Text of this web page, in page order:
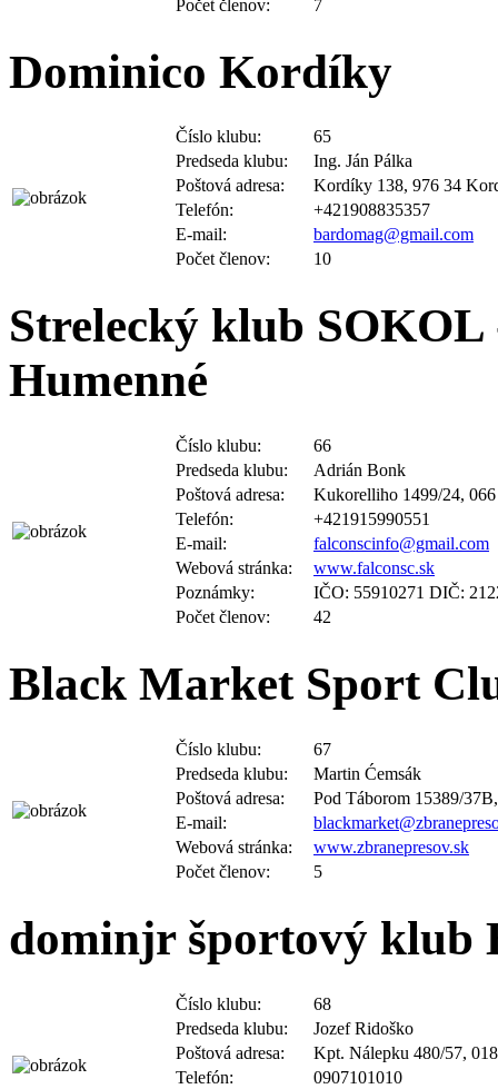
Dominico Kordíky
Predseda klubu:
Ing. Ján Pálka
Poštová adresa:
Kordíky 138, 976 34
Telefón:
+421908835357
E-mail:
bardomag@gmail.com
Počet členov:
10
Strelecký klub
Humenné
Predseda klubu:
Adrián Bonk
Poštová adresa:
Kukorelliho 1499/24,
Telefón:
+421915990551
E-mail:
falconscinfo@gmail.com
Webová stránka:
www.falconsc.sk
Poznámky:
IČO: 55910271 DIČ:
Počet členov:
42
Black Market Sport
Predseda klubu:
Martin Ćemsák
Poštová adresa:
Pod Táborom 15389/
E-mail:
Webová stránka:
www.zbranepresov.sk
Počet členov:
5
dominjr športový klub
Predseda klubu:
Jozef Ridoško
Poštová adresa:
Kpt. Nálepku 480/57,
Telefón:
0907101010
E-mail:
ridoskojozef@gmail.com